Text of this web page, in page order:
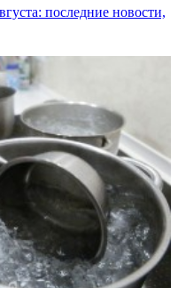
последние новости,